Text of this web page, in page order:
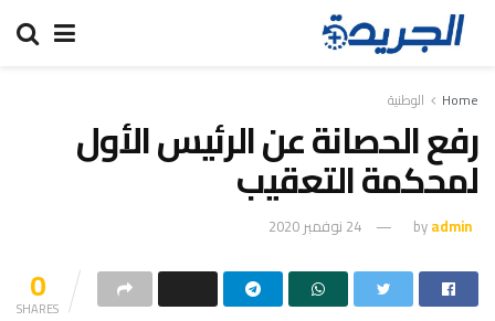
Home الوطنية
رفع الحصانة عن الرئيس الأول
لمحكمة التعقيب
byadmin 24 نوفمبر 2020
0
SHARES